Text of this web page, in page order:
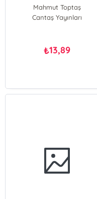
Mahmut Toptaş
Cantaş Yayınları
₺13,89